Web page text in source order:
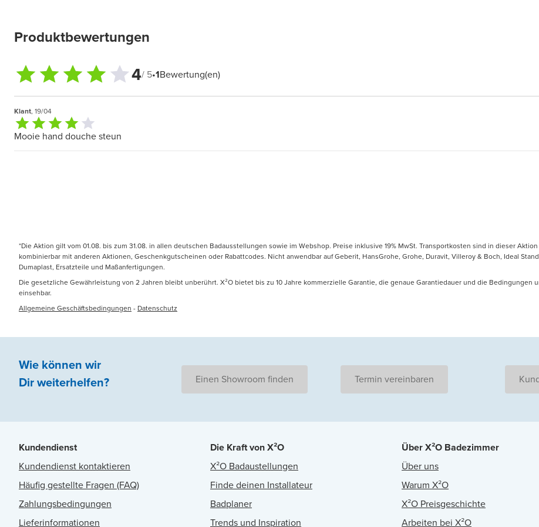
Produktbewertungen
4/ 5•1Bewertung(en)
Klant, 19/04
Mooie hand douche steun
*Die Aktion gilt vom 01.08. bis zum 31.08. in allen deutschen Badausstellungen sowie im Webshop. Preise inklusive 19% MwSt. Transportkosten sind in dieser
kombinierbar mit anderen Aktionen, Geschenkgutscheinen oder Rabattcodes. Nicht anwendbar auf Geberit, HansGrohe, Grohe, Duravit, Villeroy & Boch, Ideal
Dumaplast, Ersatzteile und Maßanfertigungen.
Die gesetzliche Gewährleistung von 2 Jahren bleibt unberührt. X²O bietet bis zu 10 Jahre kommerzielle Garantie, die genaue Garantiedauer und die
einsehbar.
Allgemeine Geschäftsbedingungen - Datenschutz
Wie können wir
Dir weiterhelfen? Einen Showroom finden Termin vereinbaren
Kundendienst
Kundendienst kontaktieren
Häufig gestellte Fragen (FAQ)
Zahlungsbedingungen
Lieferinformationen
Die Kraft von X²O
X²O Badaustellungen
Finde deinen Installateur
Badplaner
Trends und Inspiration
Über X²O Badezimmer
Über uns
Warum X²O
X²O Preisgeschichte
Arbeiten bei X²O